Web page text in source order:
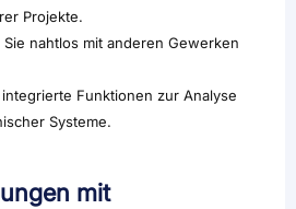
Projekte.
nahtlos mit anderen Gewerken
Funktionen zur Analyse
Systeme.
mit